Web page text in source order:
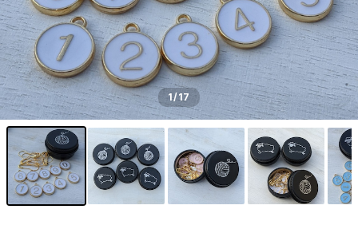
1/17